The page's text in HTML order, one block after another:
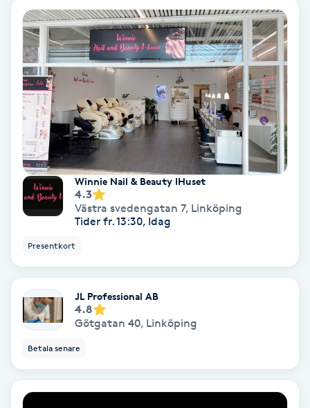
Osteopati
Paraffinbehandling
Pedikyr
Pensionärklippning
Permanent
Permanent hårborttagning
Personal shopper
Winnie Nail & Beauty IHuset
4.3
Västra svedengatan 7, Linköping
Tider fr. 13:30, Idag
Presentkort
JL Professional AB
4.8
Götgatan 40, Linköping
Betala senare